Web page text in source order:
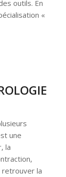
outils. En
«
une
la
retrouver la